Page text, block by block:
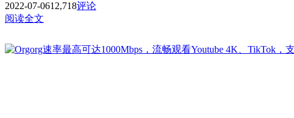
2022-07-0612,718评论
阅读全文